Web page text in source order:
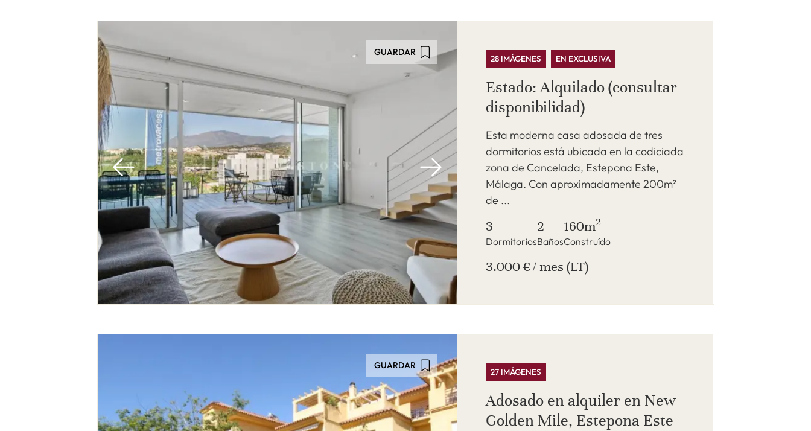
GUARDAR
28 IMÁGENES EN EXCLUSIVA
Estado: Alquilado (consultar
disponibilidad)
Esta moderna casa adosada de tres
dormitorios está ubicada en la codiciada
zona de Cancelada, Estepona Este,
Málaga. Con aproximadamente 200m²
de ...
3
Dormitorios
2
Baños
160m2
Construído
3.000 € / mes (LT)
GUARDAR
27 IMÁGENES
Adosado en alquiler en New
Golden Mile, Estepona Este